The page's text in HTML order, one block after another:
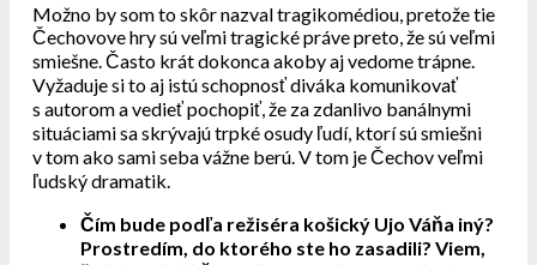
Možno by som to skôr nazval tragikomédiou, pretože tie
Čechovove hry sú veľmi tragické práve preto, že sú veľmi
smiešne. Často krát dokonca akoby aj vedome trápne.
Vyžaduje si to aj istú schopnosť diváka komunikovať
s autorom a vedieť pochopiť, že za zdanlivo banálnymi
situáciami sa skrývajú trpké osudy ľudí, ktorí sú smiešni
v tom ako sami seba vážne berú. V tom je Čechov veľmi
ľudský dramatik.
Čím bude podľa režiséra košický Ujo Váňa iný?
Prostredím, do ktorého ste ho zasadili? Viem,